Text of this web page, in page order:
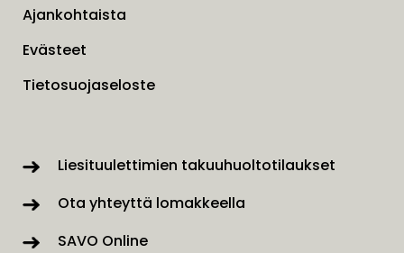
Ajankohtaista
Evästeet
Tietosuojaseloste
Liesituulettimien takuuhuoltotilaukset
Ota yhteyttä lomakkeella
SAVO Online